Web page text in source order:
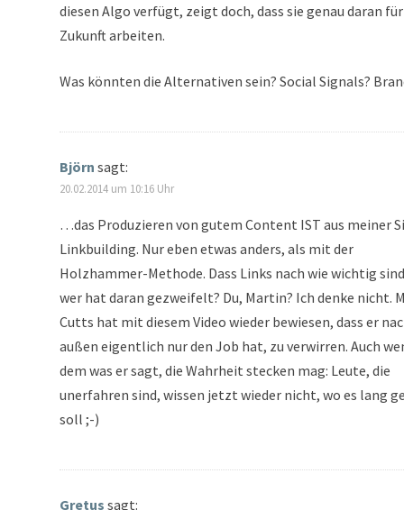
diesen Algo verfügt, zeigt doch, dass sie genau daran
Zukunft arbeiten.
Was könnten die Alternativen sein? Social Signals?
Björn sagt:
20.02.2014 um 10:16 Uhr
…das Produzieren von gutem Content IST aus meiner
Linkbuilding. Nur eben etwas anders, als mit der
Holzhammer-Methode. Dass Links nach wie wichtig
wer hat daran gezweifelt? Du, Martin? Ich denke nicht.
Cutts hat mit diesem Video wieder bewiesen, dass er
außen eigentlich nur den Job hat, zu verwirren. Auch
dem was er sagt, die Wahrheit stecken mag: Leute, die
unerfahren sind, wissen jetzt wieder nicht, wo es lang
soll ;-)
Gretus sagt: